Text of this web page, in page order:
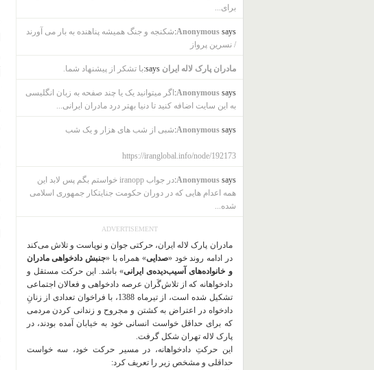
برای...
Anonymoussays:
شکنجه و جنگ همیشه پناهنده به بار می آورند
/ نسرین پرواز
مادران پارک لاله ایران says: با تشکر از پیشنهاد شما.
Anonymoussays:
اگر میتوانید یک یا چند صفحه به زبان انگلیسی
به این سایت اضافه کنید تا دنیا بهتر درد مادران ایرانی...
Anonymoussays: شبی از شب های هزار و یک شب
https://iranglobal.info/node/192173
Anonymoussays:
در جواب iranopp خواستم بگم پس لابد این
همه اعدام هایی که در دوران حکومت جنایتکار جمهوری اسلامی
شده...
ADVERTISEMENT
مادران پارک لاله ایران، حرکتی جوان و نوپاست و تلاش می‌کند
در ادامه روند خود «صدایی» همراه با «جنبش دادخواهی مادران
و خانواده‌های آسیب‌دیده‌ی ایرانی» باشد. این حرکت مستقل و
دادخواهانه که از تلاش‌گَران عرصه دادخواهی و فعالان اجتماعی
تشکیل شده است، از تیرماه 1388، با فراخوان تعدادی از زنانِ
دادخواه در اعتراض به کشتن و مجروح و زندانی کردن مردمی
که برای حداقل خواست انسانی خود به خیابان آمده بودند، در
پارک لاله تهران شکل گرفت.
این حرکتِ دادخواهانه، در مسیر حرکت خود، سه خواست
حداقلی و مشخص زیر را تعریف کرد: